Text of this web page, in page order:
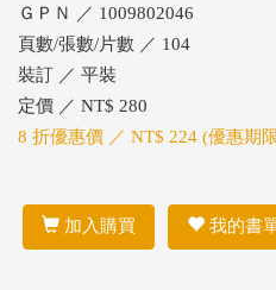
ＧＰＮ ／ 1009802046
頁數/張數/片數 ／ 104
裝訂 ／ 平裝
定價 ／ NT$ 280
8 折優惠價 ／ NT$ 224 (優惠期
加入購買 我的書